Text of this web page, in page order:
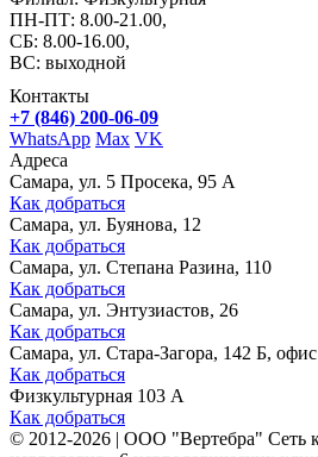
ПН-ПТ: 8.00-21.00,
СБ: 8.00-16.00,
ВС: выходной
Контакты
+7 (846) 200-06-09
WhatsApp Max VK
Адреса
Самара, ул. 5 Просека, 95 А
Как добраться
Самара, ул. Буянова, 12
Как добраться
Самара, ул. Степана Разина, 110
Как добраться
Самара, ул. Энтузиастов, 26
Как добраться
Самара, ул. Стара-Загора, 142 Б, офис
Как добраться
Физкультурная 103 А
Как добраться
© 2012-2026 | ООО "Вертебра" Сеть